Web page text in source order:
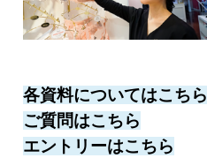
各資料についてはこちら
ご質問はこちら
エントリーはこちら